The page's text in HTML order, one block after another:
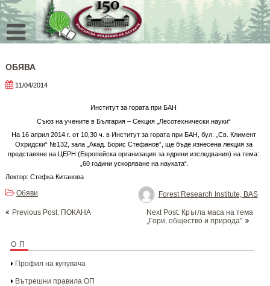
Skip
to
content
ОБЯВА
11/04/2014
Институт за гората при БАН
Съюз на учените в България – Секция „Лесотехнически науки“
На 16 април 2014 г. от 10,30 ч. в Институт за гората при БАН, бул. „Св. Климент
Охридски“ №132, зала „Акад. Борис Стефанов”, ще бъде изнесена лекция за
представяне на ЦЕРН (Европейска организация за ядрени изследвания) на тема:
„60 години ускоряване на науката“.
Лектор: Стефка Китанова
Forest Research Institute, BAS
Обяви
navigation
Previous Post: ПОКАНА
Next Post: Кръгла маса на тема
„Гори, общество и природа”
ОП
Профил на купувача
Вътрешни правила ОП